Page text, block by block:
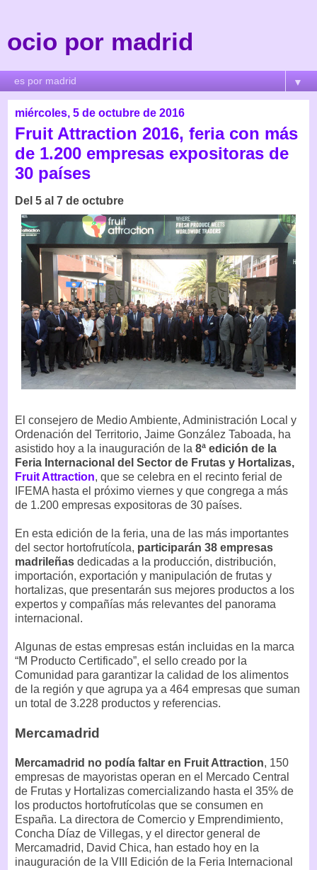
ocio por madrid
▼
miércoles, 5 de octubre de 2016
Fruit Attraction 2016, feria con más
de 1.200 empresas expositoras de
30 países
Del 5 al 7 de octubre
El consejero de Medio Ambiente, Administración Local y
Ordenación del Territorio, Jaime González Taboada, ha
asistido hoy a la inauguración de la 8ª edición de la
Feria Internacional del Sector de Frutas y Hortalizas,
Fruit Attraction, que se celebra en el recinto ferial de
IFEMA hasta el próximo viernes y que congrega a más
de 1.200 empresas expositoras de 30 países.
En esta edición de la feria, una de las más importantes
del sector hortofrutícola, participarán 38 empresas
madrileñas dedicadas a la producción, distribución,
importación, exportación y manipulación de frutas y
hortalizas, que presentarán sus mejores productos a los
expertos y compañías más relevantes del panorama
internacional.
Algunas de estas empresas están incluidas en la marca
“M Producto Certificado”, el sello creado por la
Comunidad para garantizar la calidad de los alimentos
de la región y que agrupa ya a 464 empresas que suman
un total de 3.228 productos y referencias.
Mercamadrid
Mercamadrid no podía faltar en Fruit Attraction, 150
empresas de mayoristas operan en el Mercado Central
de Frutas y Hortalizas comercializando hasta el 35% de
los productos hortofrutícolas que se consumen en
España. La directora de Comercio y Emprendimiento,
Concha Díaz de Villegas, y el director general de
Mercamadrid, David Chica, han estado hoy en la
inauguración de la VIII Edición de la Feria Internacional